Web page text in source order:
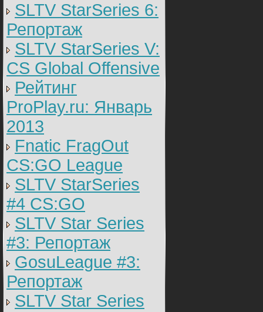
SLTV StarSeries 6:
Репортаж
SLTV StarSeries V:
CS Global Offensive
Рейтинг
ProPlay.ru: Январь
2013
Fnatic FragOut
CS:GO League
SLTV StarSeries
#4 CS:GO
SLTV Star Series
#3: Репортаж
GosuLeague #3:
Репортаж
SLTV Star Series